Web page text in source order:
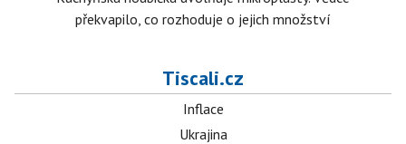
překvapilo, co rozhoduje o jejich množství
Tiscali.cz
Inflace
Ukrajina